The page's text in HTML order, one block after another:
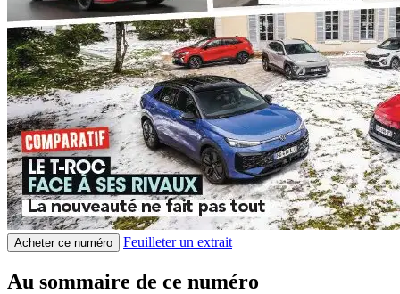
Acheter ce numéro Feuilleter un extrait
Au sommaire de ce numéro